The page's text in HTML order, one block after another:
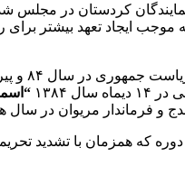
جمعی نمایندگان کردستان در
ایجاد تعهد بیشتر
رازانی که
مریوان در سال های ۶۲ تا ۶۷
که همزمان با تشدید